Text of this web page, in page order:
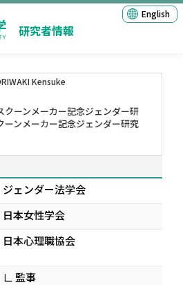
研究者情報
English
Kensuke
クーンメーカー記念ジェンダー研
ーンメーカー記念ジェンダー研究
ジェンダー法学会
日本女性学会
日本心理職協会
∟ 監事